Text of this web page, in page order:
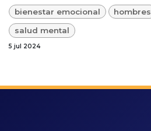
bienestar emocional
hombres
salud mental
5 jul 2024